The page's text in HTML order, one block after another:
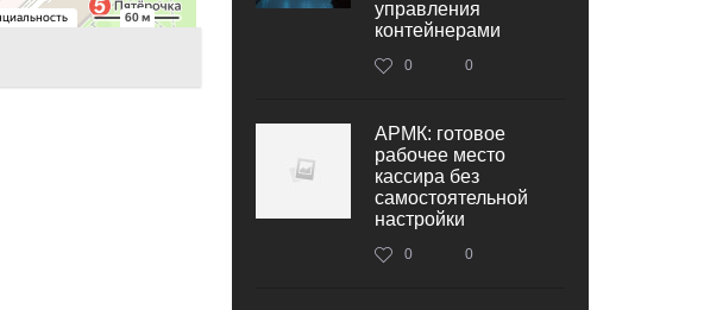
управления
контейнерами
0 0
АРМК: готовое
рабочее место
кассира без
самостоятельной
настройки
0 0